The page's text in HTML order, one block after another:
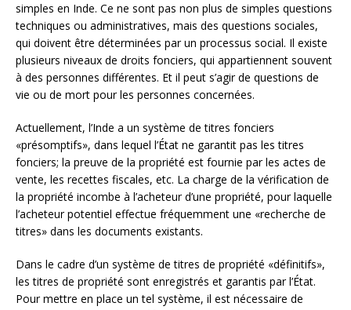
simples en Inde. Ce ne sont pas non plus de simples questions
techniques ou administratives, mais des questions sociales,
qui doivent être déterminées par un processus social. Il existe
plusieurs niveaux de droits fonciers, qui appartiennent souvent
à des personnes différentes. Et il peut s’agir de questions de
vie ou de mort pour les personnes concernées.
Actuellement, l’Inde a un système de titres fonciers
«présomptifs», dans lequel l’État ne garantit pas les titres
fonciers; la preuve de la propriété est fournie par les actes de
vente, les recettes fiscales, etc. La charge de la vérification de
la propriété incombe à l’acheteur d’une propriété, pour laquelle
l’acheteur potentiel effectue fréquemment une «recherche de
titres» dans les documents existants.
Dans le cadre d’un système de titres de propriété «définitifs»,
les titres de propriété sont enregistrés et garantis par l’État.
Pour mettre en place un tel système, il est nécessaire de